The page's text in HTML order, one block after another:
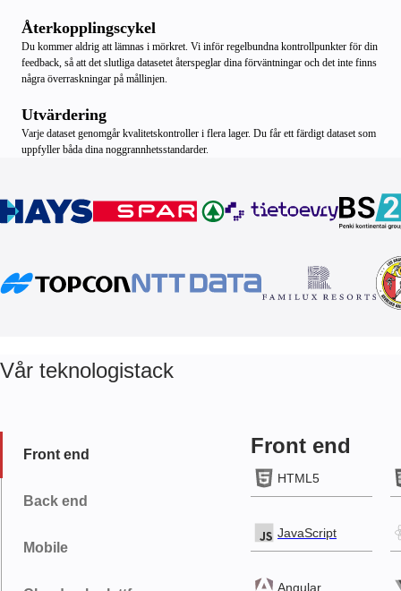
Återkopplingscykel
Du kommer aldrig att lämnas i mörkret. Vi inför regelbundna kontrollpunkter för din
feedback, så att det slutliga datasetet återspeglar dina förväntningar och det inte finns
några överraskningar på mållinjen.
Utvärdering
Varje dataset genomgår kvalitetskontroller i flera lager. Du får ett färdigt dataset som
uppfyller båda dina noggrannhetsstandarder.
Vår teknologistack
Front end
Back end
Mobile
Front end
HTML5
JavaScript
Angular